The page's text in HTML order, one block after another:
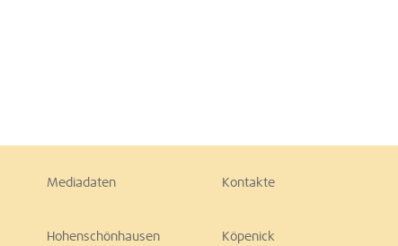
Mediadaten
Kontakte
Hohenschönhausen Köpenick